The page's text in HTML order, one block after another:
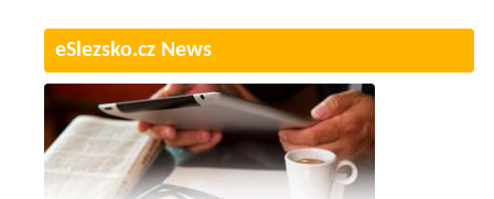
eSlezsko.cz News